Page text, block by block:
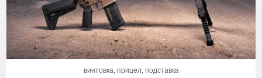
винтовка, прицел, подставка